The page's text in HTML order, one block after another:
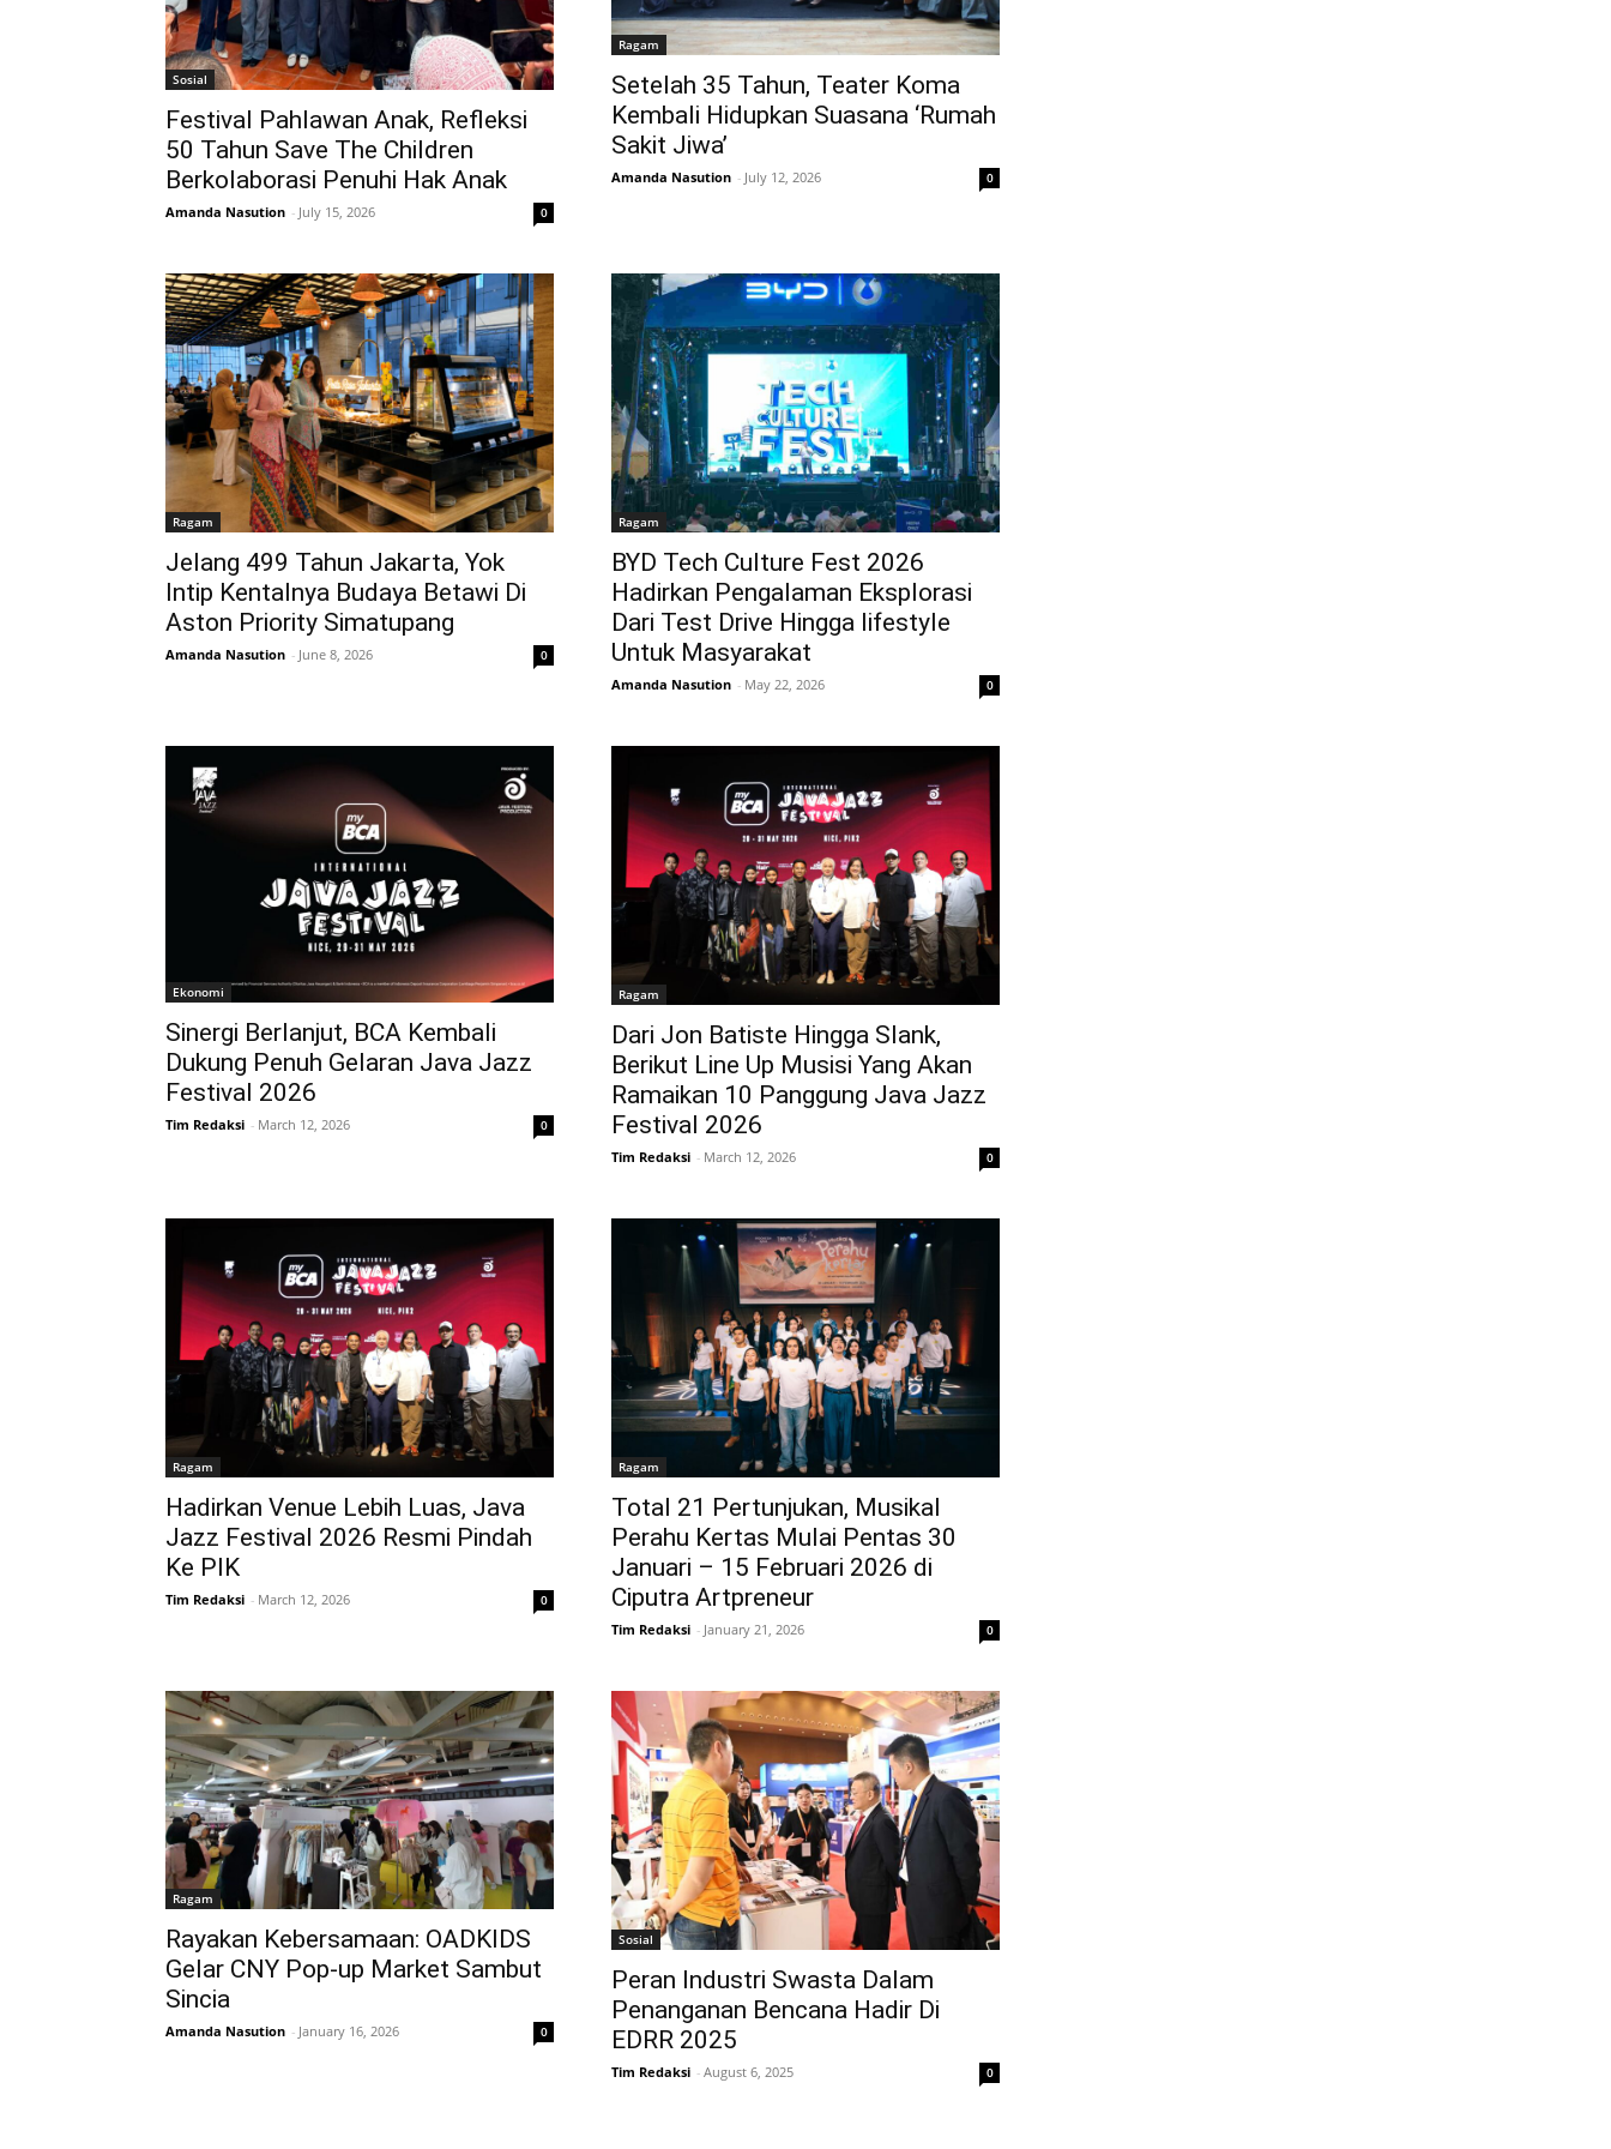
Sosial
Festival Pahlawan Anak, Refleksi
50 Tahun Save The Children
Berkolaborasi Penuhi Hak Anak
Amanda Nasution - July 15, 2026 0
Ragam
Setelah 35 Tahun, Teater Koma
Kembali Hidupkan Suasana ‘Rumah
Sakit Jiwa’
Amanda Nasution - July 12, 2026 0
Ragam
Jelang 499 Tahun Jakarta, Yok
Intip Kentalnya Budaya Betawi Di
Aston Priority Simatupang
Amanda Nasution - June 8, 2026 0
Ragam
BYD Tech Culture Fest 2026
Hadirkan Pengalaman Eksplorasi
Dari Test Drive Hingga lifestyle
Untuk Masyarakat
Amanda Nasution - May 22, 2026 0
Ekonomi
Sinergi Berlanjut, BCA Kembali
Dukung Penuh Gelaran Java Jazz
Festival 2026
Tim Redaksi - March 12, 2026 0
Ragam
Dari Jon Batiste Hingga Slank,
Berikut Line Up Musisi Yang Akan
Ramaikan 10 Panggung Java Jazz
Festival 2026
Tim Redaksi - March 12, 2026 0
Ragam
Hadirkan Venue Lebih Luas, Java
Jazz Festival 2026 Resmi Pindah
Ke PIK
Tim Redaksi - March 12, 2026 0
Ragam
Total 21 Pertunjukan, Musikal
Perahu Kertas Mulai Pentas 30
Januari – 15 Februari 2026 di
Ciputra Artpreneur
Tim Redaksi - January 21, 2026 0
Ragam
Rayakan Kebersamaan: OADKIDS
Gelar CNY Pop-up Market Sambut
Sincia
Amanda Nasution - January 16, 2026 0
Sosial
Peran Industri Swasta Dalam
Penanganan Bencana Hadir Di
EDRR 2025
Tim Redaksi - August 6, 2025 0